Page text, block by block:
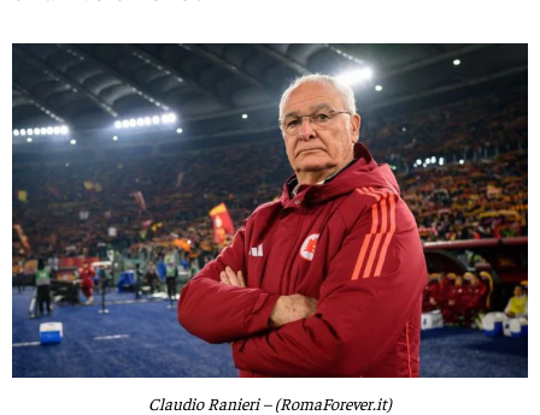
Claudio Ranieri – (RomaForever.it)